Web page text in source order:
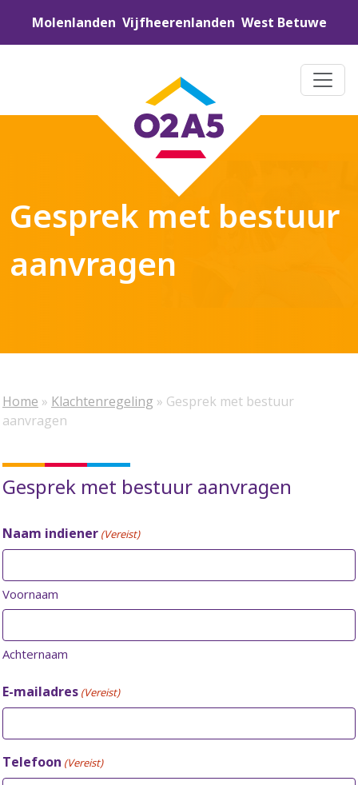
Molenlanden Vijfheerenlanden West Betuwe
Gesprek met bestuur
aanvragen
Home » Klachtenregeling » Gesprek met bestuur
aanvragen
Gesprek met bestuur aanvragen
Naam indiener (Vereist)
Voornaam
Achternaam
E-mailadres (Vereist)
Telefoon (Vereist)